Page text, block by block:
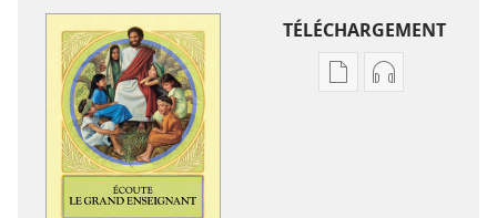
TÉLÉCHARGEMENT
OptionsOptions